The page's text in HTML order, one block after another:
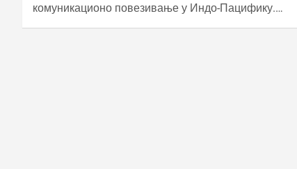
комуникационо повезивање у Индо-Пацифику.…